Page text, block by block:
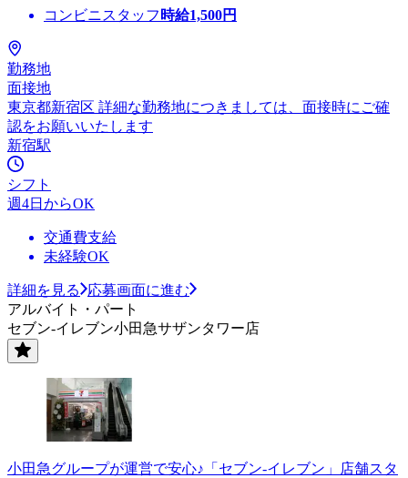
コンビニスタッフ 時給1,500円
勤務地
面接地
東京都新宿区 詳細な勤務地につきましては、面接時にご確
認をお願いいたします
新宿駅
シフト
週4日からOK
交通費支給
未経験OK
詳細を見る
応募画面に進む
アルバイト・パート
セブン-イレブン小田急サザンタワー店
小田急グループが運営で安心♪「セブン-イレブン」店舗スタ